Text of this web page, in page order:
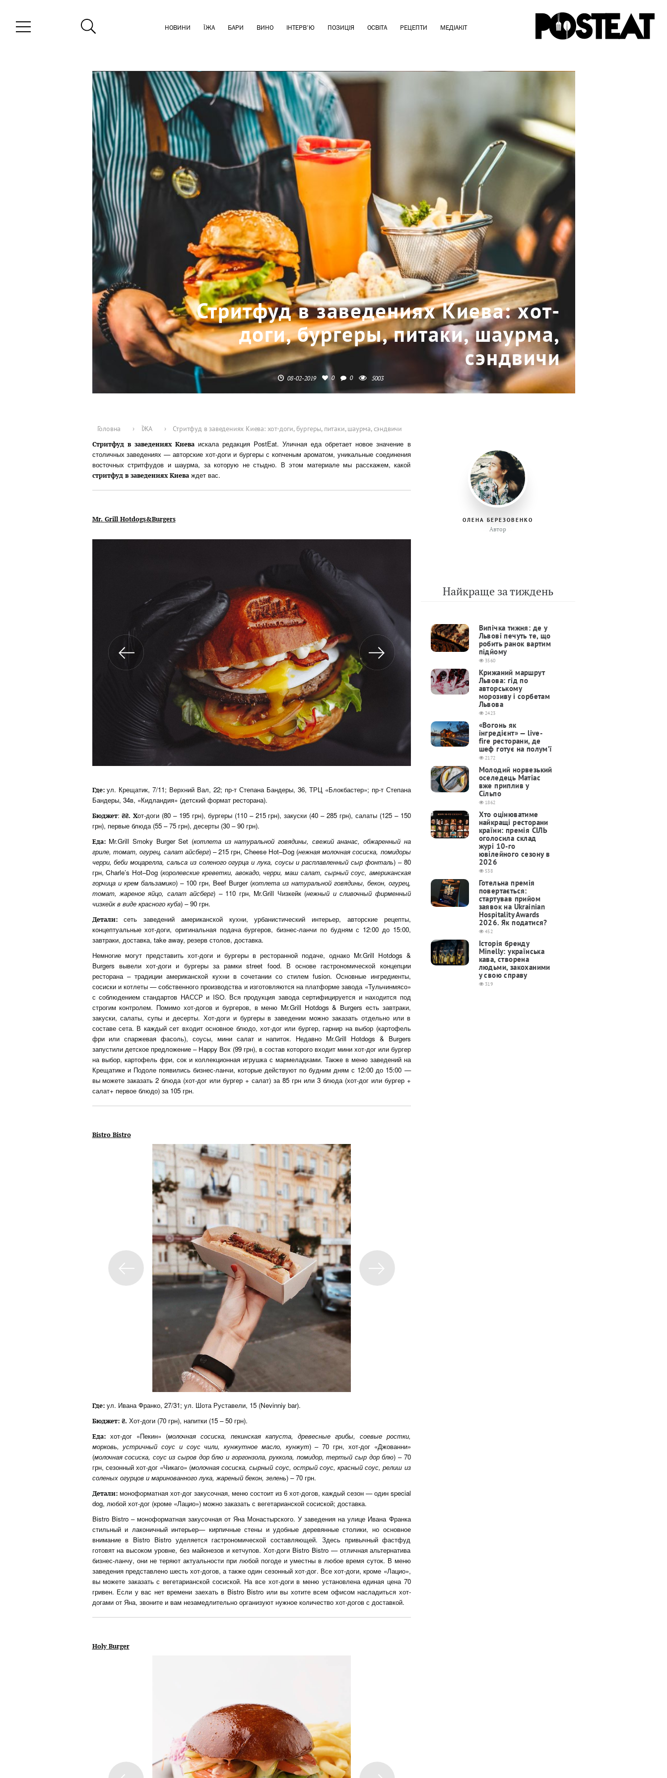
НОВИНИ ЇЖА БАРИ ВИНО ІНТЕРВ'Ю ПОЗИЦІЯ ОСВІТА РЕЦЕПТИ МЕДІАКІТ
Стритфуд в заведениях Киева: хот-
доги, бургеры, питаки, шаурма,
сэндвичи
08-02-2019 0 0 5003
Головна › ЇЖА ›
Стритфуд в заведениях Киева: хот-доги, бургеры, питаки, шаурма, сэндвичи
Стритфуд в заведениях Киеваискала редакция PostEat. Уличная еда обретает новое значение в
столичных заведениях — авторские хот-доги и бургеры с копченым ароматом, уникальные соединения
восточных стритфудов и шаурма, за которую не стыдно. В этом материале мы расскажем, какой
стритфуд в заведениях Киеваждет вас.
Mr. Grill Hotdogs&Burgers
Где:ул. Крещатик, 7/11; Верхний Вал, 22; пр-т Степана Бандеры, 36, ТРЦ «Блокбастер»; пр-т Степана
Бандеры, 34в, «Кидландия» (детский формат ресторана).
Бюджет:₴₴. Хот-доги (80 – 195 грн), бургеры (110 – 215 грн), закуски (40 – 285 грн), салаты (125 – 150
грн), первые блюда (55 – 75 грн), десерты (30 – 90 грн).
Еда:Mr.Grill Smoky Burger Set (котлета из натуральной говядины, свежий ананас, обжаренный на
гриле, томат, огурец, салат айсберг) – 215 грн, Cheese Hot–Dog (нежная молочная сосиска, помидоры
черри, беби моцарелла, сальса из соленого огурца и лука, соусы и расплавленный сыр фонталь) – 80
грн, Charle’s Hot–Dog (королевские креветки, авокадо, черри, маш салат, сырный соус, американская
горчица и крем бальзамико) – 100 грн, Beef Burger (котлета из натуральной говядины, бекон, огурец,
томат, жареное яйцо, салат айсберг) – 110 грн, Mr.Grill Чизкейк (нежный и сливочный фирменный
чизкейк в виде красного куба) – 90 грн.
Детали:сеть заведений американской кухни, урбанистический интерьер, авторские рецепты,
концептуальные хот-доги, оригинальная подача бургеров, бизнес-ланчи по будням с 12:00 до 15:00,
завтраки, доставка, take away, резерв столов, доставка.
Немногие могут представить хот-доги и бургеры в ресторанной подаче, однако Mr.Grill Hotdogs &
Burgers вывели хот-доги и бургеры за рамки street food. В основе гастрономической концепции
ресторана – традиции американской кухни в сочетании со стилем fusion. Основные ингредиенты,
сосиски и котлеты — собственного производства и изготовляются на платформе завода «Тульчинмясо»
с соблюдением стандартов НАССР и ISO. Вся продукция завода сертифицируется и находится под
строгим контролем. Помимо хот-догов и бургеров, в меню Mr.Grill Hotdogs & Burgers есть завтраки,
закуски, салаты, супы и десерты. Хот-доги и бургеры в заведении можно заказать отдельно или в
составе сета. В каждый сет входит основное блюдо, хот-дог или бургер, гарнир на выбор (картофель
фри или спаржевая фасоль), соусы, мини салат и напиток. Недавно Mr.Grill Hotdogs & Burgers
запустили детское предложение – Happy Box (99 грн), в состав которого входит мини хот-дог или бургер
на выбор, картофель фри, сок и коллекционная игрушка с мармеладками. Также в меню заведений на
Крещатике и Подоле появились бизнес-ланчи, которые действуют по будним дням с 12:00 до 15:00 —
вы можете заказать 2 блюда (хот-дог или бургер + салат) за 85 грн или 3 блюда (хот-дог или бургер +
салат+ первое блюдо) за 105 грн.
Bistro Bistro
Где:ул. Ивана Франко, 27/31; ул. Шота Руставели, 15 (Nevinniy bar).
Бюджет: ₴. Хот-доги (70 грн), напитки (15 – 50 грн).
Еда:хот-дог «Пекин» (молочная сосиска, пекинская капуста, древесные грибы, соевые ростки,
морковь, устричный соус и соус чили, кунжутное масло, кунжут) – 70 грн, хот-дог «Джованни»
(молочная сосиска, соус из сыров дор блю и горгонзола, руккола, помидор, тертый сыр дор блю) – 70
грн, сезонный хот-дог «Чикаго» (молочная сосиска, сырный соус, острый соус, красный соус, релиш из
соленых огурцов и маринованного лука, жареный бекон, зелень) – 70 грн.
Детали:моноформатная хот-дог закусочная, меню состоит из 6 хот-догов, каждый сезон — один special
dog, любой хот-дог (кроме «Лацио») можно заказать с вегетарианской сосиской; доставка.
Bistro Bistro – моноформатная закусочная от Яна Монастырского. У заведения на улице Ивана Франка
стильный и лаконичный интерьер— кирпичные стены и удобные деревянные столики, но основное
внимание в Bistro Bistro уделяется гастрономической составляющей. Здесь привычный фастфуд
готовят на высоком уровне, без майонезов и кетчупов. Хот-доги Bistro Bistro — отличная альтернатива
бизнес-ланчу, они не теряют актуальности при любой погоде и уместны в любое время суток. В меню
заведения представлено шесть хот-догов, а также один сезонный хот-дог. Все хот-доги, кроме «Лацио»,
вы можете заказать с вегетарианской сосиской. На все хот-доги в меню установлена единая цена 70
гривен. Если у вас нет времени заехать в Bistro Bistro или вы хотите всем офисом насладиться хот-
догами от Яна, звоните и вам незамедлительно организуют нужное количество хот-догов с доставкой.
Holy Burger
ОЛЕНА БЕРЕЗОВЕНКО
Автор
Найкраще за тиждень
Випічка тижня: де у
Львові печуть те, що
робить ранок вартим
підйому
3560
Крижаний маршрут
Львова: гід по
авторському
морозиву і сорбетам
Львова
2423
«Вогонь як
інгредієнт» — live-
fire ресторани, де
шеф готує на полум’ї
2172
Молодий норвезький
оселедець Матіас
вже приплив у
Сільпо
1862
Хто оцінюватиме
найкращі ресторани
країни: премія СІЛЬ
оголосила склад
журі 10-го
ювілейного сезону в
2026
538
Готельна премія
повертається:
cтартував прийом
заявок на Ukrainian
Hospitality Awards
2026. Як податися?
452
Історія бренду
Minelly: українська
кава, створена
людьми, закоханими
у свою справу
319